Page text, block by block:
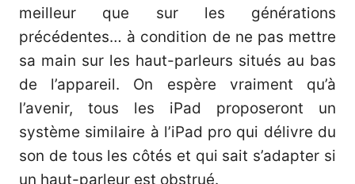
meilleur que sur les générations
précédentes… à condition de ne pas mettre
sa main sur les haut-parleurs situés au bas
de l’appareil. On espère vraiment qu’à
l’avenir, tous les iPad proposeront un
système similaire à l’iPad pro qui délivre du
son de tous les côtés et qui sait s’adapter si
un haut-parleur est obstrué.